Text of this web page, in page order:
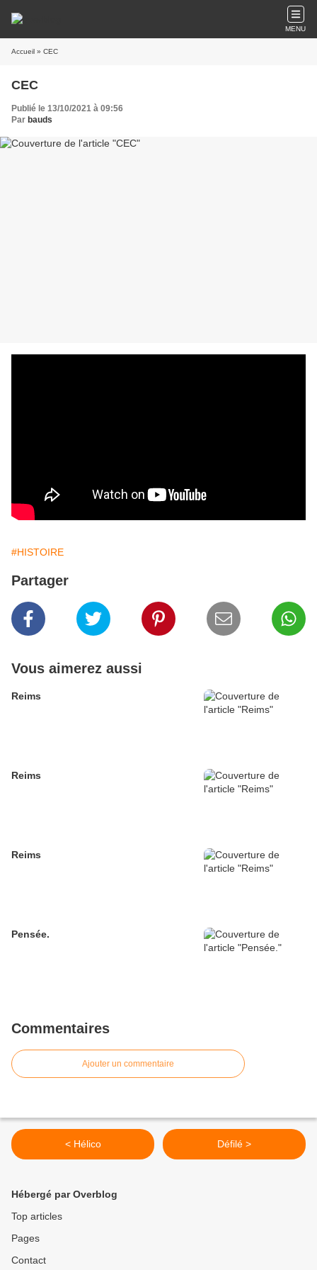
MENU
Accueil » CEC
CEC
Publié le 13/10/2021 à 09:56
Par bauds
#HISTOIRE
Partager
Vous aimerez aussi
Reims
Reims
Reims
Pensée.
Commentaires
Ajouter un commentaire
< Hélico Défilé >
Hébergé par Overblog
Top articles
Pages
Contact